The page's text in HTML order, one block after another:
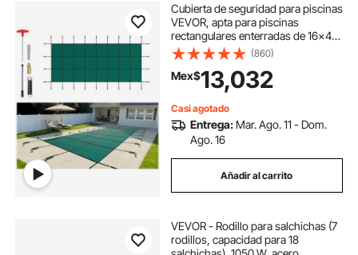
Cubierta de seguridad para piscinas
VEVOR, apta para piscinas
rectangulares enterradas de 16x40
pies, cubierta de seguridad con
orificios de drenaje, cubierta de
malla para piscinas, cubierta de
seguridad de invierno, color verde.
(860)
Mex$13,032
Casi agotado
Entrega: Mar. Ago. 11 - Dom.
Ago. 16
Añadir al carrito
VEVOR - Rodillo para salchichas (7
rodillos, capacidad para 18